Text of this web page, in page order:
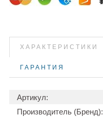
ХАРАКТЕРИСТИКИ
ГАРАНТИЯ
Артикул:
Производитель (Бренд):